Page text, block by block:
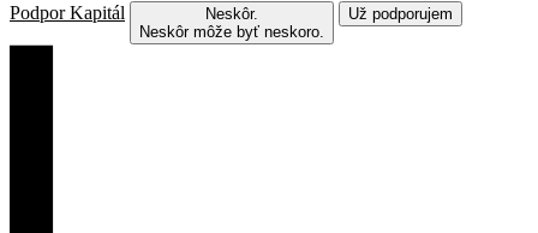
Podpor Kapitál
Neskôr.
Neskôr môže byť neskoro.
Už podporujem